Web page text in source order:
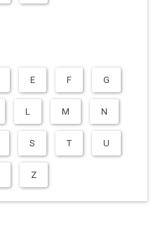
E F G
L M N
S T U
Z